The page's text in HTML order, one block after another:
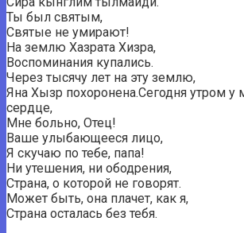
Ты был святым,
Святые не умирают!
На землю Хазрата Хизра,
Воспоминания купались.
Через тысячу лет на эту землю,
Яна Хызр похоронена.Сегодня утром у
сердце,
Мне больно, Отец!
Ваше улыбающееся лицо,
Я скучаю по тебе, папа!
Ни утешения, ни ободрения,
Страна, о которой не говорят.
Может быть, она плачет, как я,
Страна осталась без тебя.